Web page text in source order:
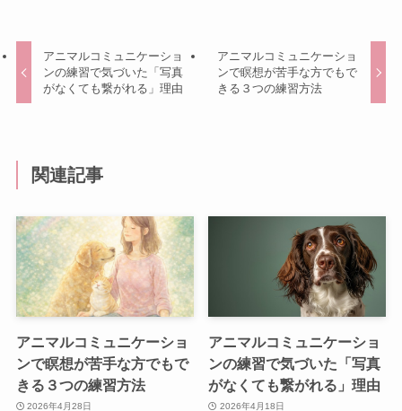
アニマルコミュニケーショ
ンの練習で気づいた「写真
がなくても繋がれる」理由
アニマルコミュニケーショ
ンで瞑想が苦手な方でもで
きる３つの練習方法
関連記事
アニマルコミュニケーショ
ンで瞑想が苦手な方でもで
きる３つの練習方法
2026年4月28日
アニマルコミュニケーショ
ンの練習で気づいた「写真
がなくても繋がれる」理由
2026年4月18日